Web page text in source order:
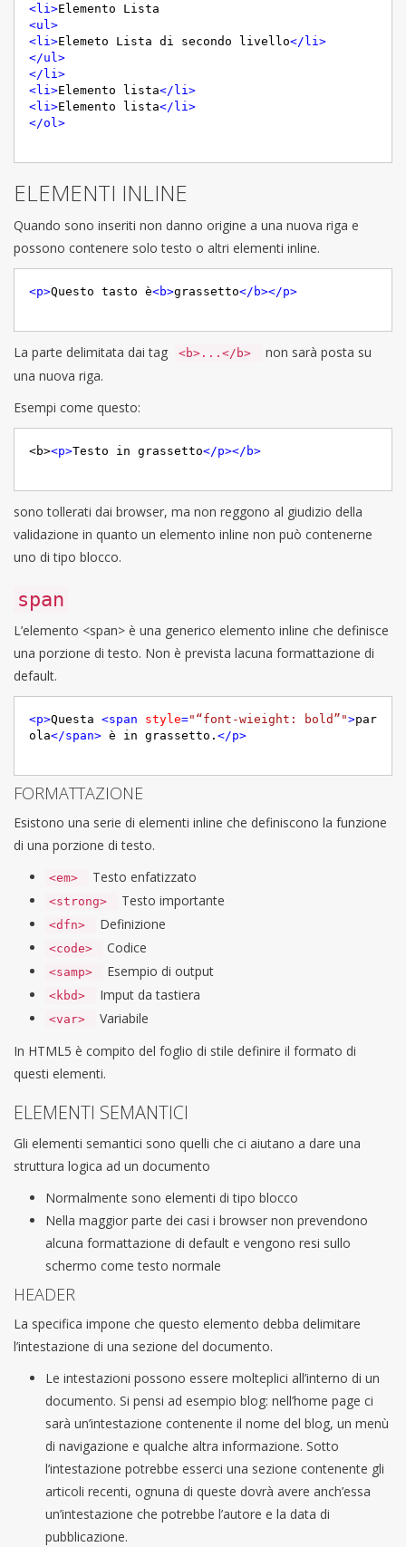
<li>
<ul>
<li>Elemeto Lista di secondo livello</ li>
</ul>
</ li>
<li>Elemento lista</ li>
<li>Elemento lista</ li>
</ol>
ELEMENTI INLINE
Quando sono inseriti non danno origine a una nuova riga e
possono contenere solo testo o altri elementi inline.
<p>Questo tasto è<b>grassetto</ b></p>
La parte delimitata dai tag <b>...</b>
non sarà posta su
una nuova riga.
Esempi come questo:
<b><p>Testo in grassetto</p></ b>
sono tollerati dai browser, ma non reggono al giudizio della
validazione in quanto un elemento inline non può contenerne
uno di tipo blocco.
span
L’elemento <span> è una generico elemento inline che definisce
una porzione di testo. Non è prevista lacuna formattazione di
default.
<p>Questa <span style="“font-wieight: bold”">par
ola</span> è in grassetto. </p>
FORMATTAZIONE
Esistono una serie di elementi inline che definiscono la funzione
di una porzione di testo.
<em> Testo enfatizzato
<strong> Testo importante
<dfn> Definizione
<code> Codice
<samp> Esempio di output
<kbd> Imput da tastiera
<var>
Variabile
In HTML5 è compito del foglio di stile definire il formato di
questi elementi.
ELEMENTI SEMANTICI
Gli elementi semantici sono quelli che ci aiutano a dare una
struttura logica ad un documento
Normalmente sono elementi di tipo blocco
Nella maggior parte dei casi i browser non prevendono
alcuna formattazione di default e vengono resi sullo
schermo come testo normale
HEADER
La specifica impone che questo elemento debba delimitare
l’intestazione di una sezione del documento.
Le intestazioni possono essere molteplici all’interno di un
documento. Si pensi ad esempio blog: nell’home page ci
sarà un’intestazione contenente il nome del blog, un menù
di navigazione e qualche altra informazione. Sotto
l’intestazione potrebbe esserci una sezione contenente gli
articoli recenti, ognuna di queste dovrà avere anch’essa
un’intestazione che potrebbe l’autore e la data di
pubblicazione.